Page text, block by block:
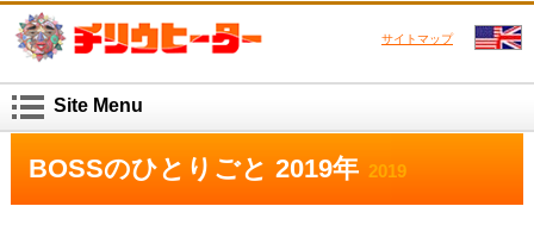
サイトマップ
Site Menu
BOSSのひとりごと 2019年 2019